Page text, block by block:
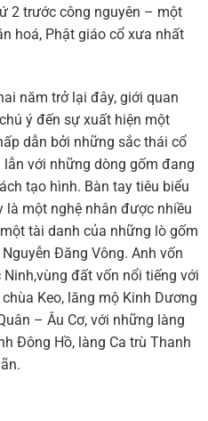
2 trước công nguyên – một
hoá, Phật giáo cổ xưa nhất
năm trở lại đây, giới quan
ý đến sự xuất hiện một
dẫn bởi những sắc thái cổ
với những dòng gốm đang
tạo hình. Bàn tay tiêu biểu
là một nghệ nhân được nhiều
tài danh của những lò gốm
Đăng Vông. Anh vốn
đất vốn nổi tiếng với
Keo, lăng mộ Kinh Dương
– Âu Cơ, với những làng
Đông Hồ, làng Ca trù Thanh